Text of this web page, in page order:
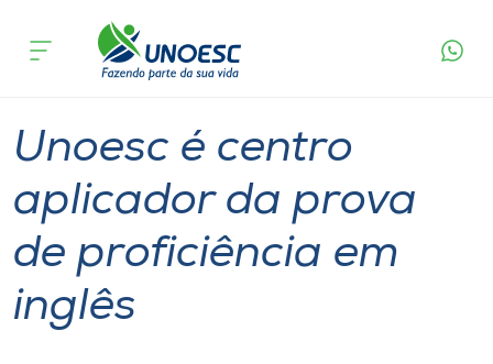
Cursos
Pesquisa
Atendimento ao Estudante
Portal de Ensino
acontece
Unoesc é centro
aplicador da prova
de proficiência em
inglês